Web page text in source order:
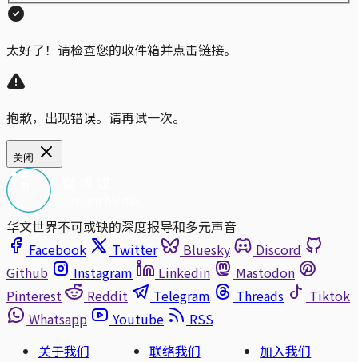
太好了！请检查您的收件箱并点击链接。
抱歉，出现错误。请再试一次。
关闭
华文世界不可或缺的深度报导和多元声音
Facebook
Twitter Bluesky
Discord
Github
Instagram Linkedin
Mastodon
Pinterest
Reddit Telegram Threads
Tiktok
Whatsapp
Youtube
RSS
关于我们
联络我们
加入我们